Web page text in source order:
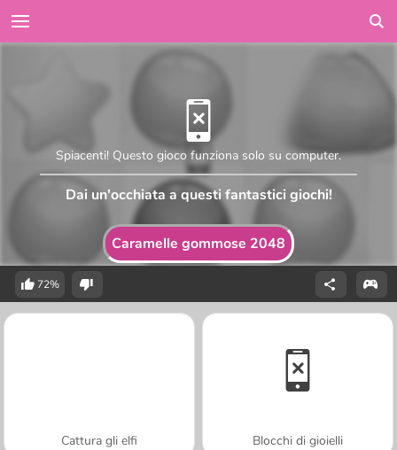
Caramelle gommose 2048
Spiacenti! Questo gioco funziona solo su computer.
Dai un'occhiata a questi fantastici giochi!
72%
Cattura gli elfi Blocchi di gioielli